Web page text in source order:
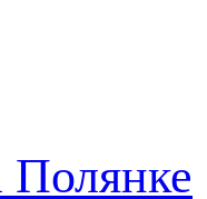
Полянке